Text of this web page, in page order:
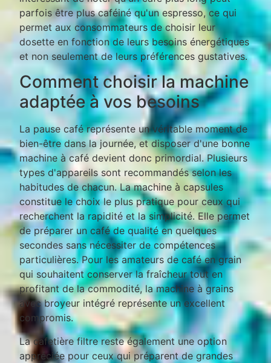
parfois être plus caféiné qu'un espresso, ce qui
permet aux consommateurs de choisir leur
dosette en fonction de leurs besoins énergétiques
et non seulement de leurs préférences gustatives.
Comment choisir la machine
adaptée à vos besoins
La pause café représente un véritable moment de
bien-être dans la journée, et disposer d'une bonne
machine à café devient donc primordial. Plusieurs
types d'appareils sont recommandés selon les
habitudes de chacun. La machine à capsules
constitue le choix le plus pratique pour ceux qui
recherchent la rapidité et la simplicité. Elle permet
de préparer un café de qualité en quelques
secondes sans nécessiter de compétences
particulières. Pour les amateurs de café en grain
qui souhaitent conserver la fraîcheur tout en
profitant de la commodité, la machine à grains
avec broyeur intégré représente un excellent
compromis.
La cafetière filtre reste également une option
appréciée pour ceux qui préparent de grandes